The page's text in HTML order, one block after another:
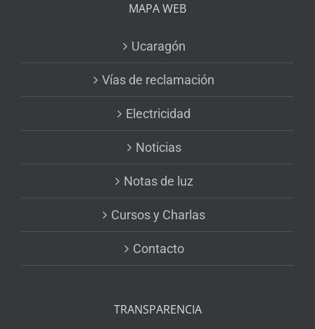
MAPA WEB
Ucaragón
Vías de reclamación
Electricidad
Noticias
Notas de luz
Cursos y Charlas
Contacto
TRANSPARENCIA